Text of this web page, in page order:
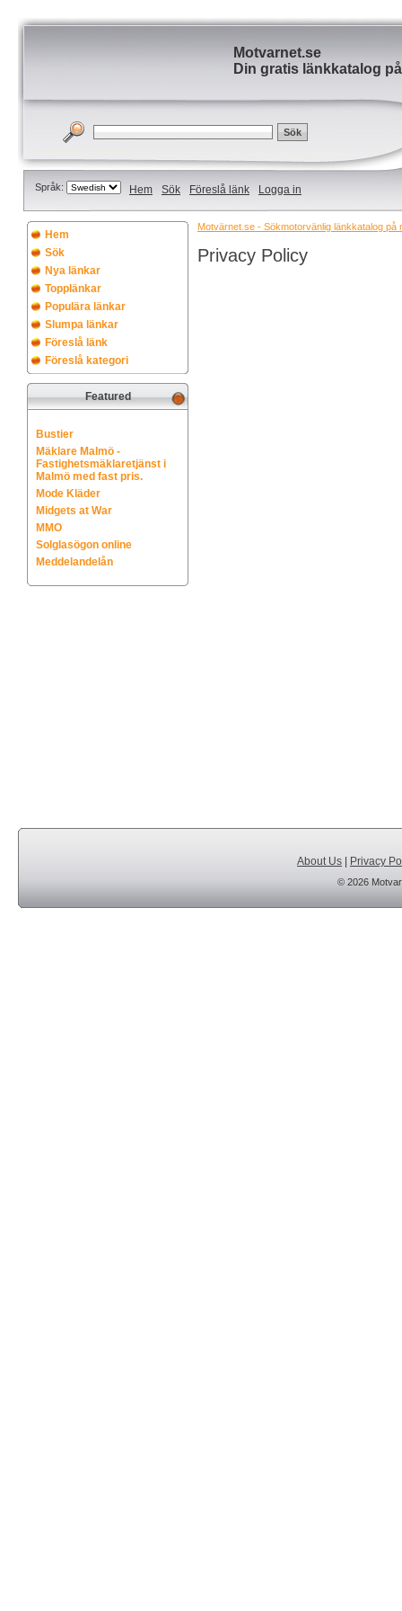
Motvarnet.se
Din gratis länkkatalog
Språk: Hem Sök Föreslå länk Logga in
Hem
Sök
Nya länkar
Topplänkar
Populära länkar
Slumpa länkar
Föreslå länk
Föreslå kategori
Featured
Bustier
Mäklare Malmö -
Fastighetsmäklaretjänst i
Malmö med fast pris.
Mode Kläder
Midgets at War
MMO
Solglasögon online
Meddelandelån
Motvärnet.se - Sökmotorvänlig länkkatalog på
Privacy Policy
About Us Privacy
© 2026